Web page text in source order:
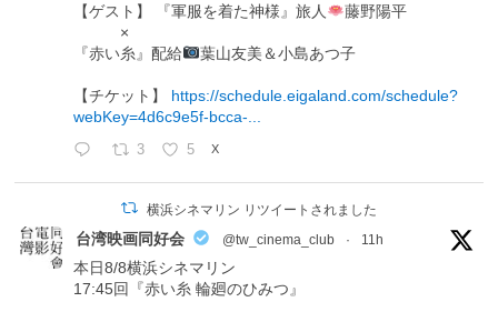
【ゲスト】 『軍服を着た神様』旅人
藤野陽平
×
『赤い糸』配給
葉山友美＆小島あつ子
【チケット】 https://schedule.eigaland.com/schedule?
webKey=4d6c9e5f-bcca-...
3 5 X
横浜シネマリン リツイートされました
台湾映画同好会 @tw_cinema_club · 11h
本日8/8横浜シネマリン
17:45回『赤い糸 輪廻のひみつ』